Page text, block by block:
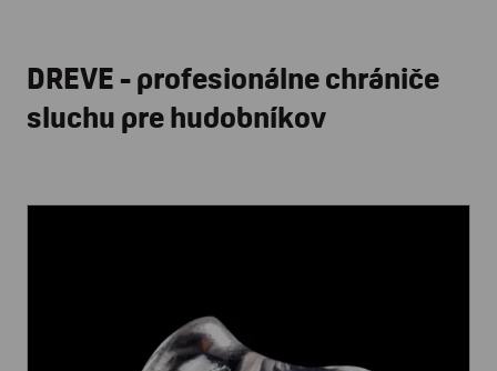
DREVE - profesionálne chrániče
sluchu pre hudobníkov